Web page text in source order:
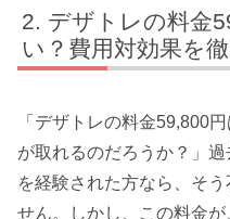
デザトレの料金
い？費用対効果を
「デザトレの料金59,800
が取れるのだろうか？」
を経験された方なら、そ
せん。しかし、この料金